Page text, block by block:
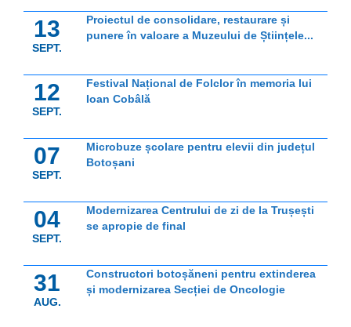
13
SEPT.
Proiectul de consolidare, restaurare și
punere în valoare a Muzeului de Științele...
12
SEPT.
Festival Național de Folclor în memoria lui
Ioan Cobâlă
07
SEPT.
Microbuze școlare pentru elevii din județul
Botoșani
04
SEPT.
Modernizarea Centrului de zi de la Trușești
se apropie de final
31
AUG.
Constructori botoșăneni pentru extinderea
și modernizarea Secției de Oncologie